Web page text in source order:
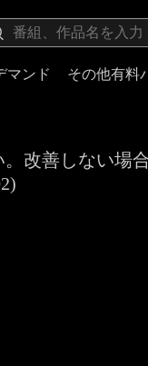
マンド その他有料
改善しない場